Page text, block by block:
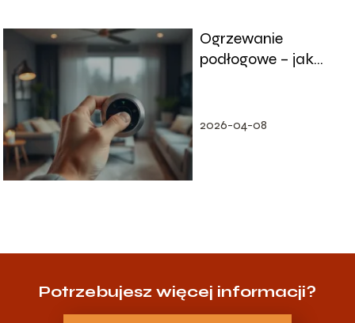
Ogrzewanie
podłogowe – jak
2026-04-08
Potrzebujesz więcej informacji?